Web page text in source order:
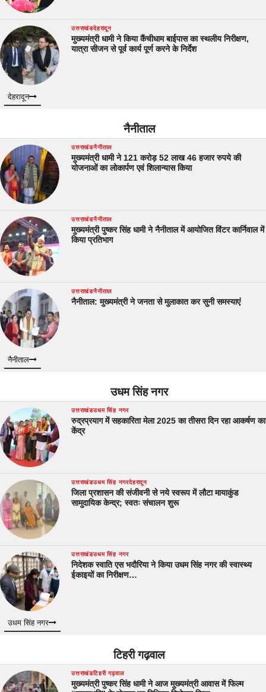
उत्तराखंडदेहरादून
मुख्यमंत्री धामी ने किया कैंचीधाम बाईपास का स्थलीय निरीक्षण,
यात्रा सीजन से पूर्व कार्य पूर्ण करने के निर्देश
देहरादून
नैनीताल
उत्तराखंडनैनीताल
मुख्यमंत्री धामी ने 121 करोड़ 52 लाख 46 हजार रुपये की
योजनाओं का लोकार्पण एवं शिलान्यास किया
उत्तराखंडनैनीताल
मुख्यमंत्री पुष्कर सिंह धामी ने नैनीताल में आयोजित विंटर कार्निवाल में
किया प्रतिभाग
उत्तराखंडनैनीताल
नैनीताल: मुख्यमंत्री ने जनता से मुलाकात कर सुनी समस्याएं
नैनीताल
उधम सिंह नगर
उत्तराखंडउधम सिंह नगर
रुद्रप्रयाग में सहकारिता मेला 2025 का तीसरा दिन रहा आकर्षण का
केंद्र
उत्तराखंडउधम सिंह नगरदेहरादून
जिला प्रशासन की संजीवनी से नये स्वरूप में लौटा मायाकुंड
सामुदायिक केन्द्र; स्वतः संचालन शुरू
उत्तराखंडउधम सिंह नगर
निदेशक स्वाति एस भदौरिया ने किया उधम सिंह नगर की स्वास्थ्य
ईकाइयों का निरीक्षण…
उधम सिंह नगर
टिहरी गढ़वाल
उत्तराखंडटिहरी गढ़वाल
मुख्यमंत्री पुष्कर सिंह धामी ने आज मुख्यमंत्री आवास में फिल्म